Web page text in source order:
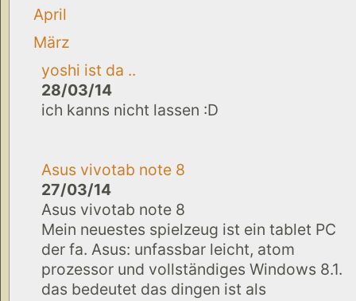
April
März
yoshi ist da ..
28/03/14
ich kanns nicht lassen :D
Asus vivotab note 8
27/03/14
Asus vivotab note 8
Mein neuestes spielzeug ist ein tablet PC
der fa. Asus: unfassbar leicht, atom
prozessor und vollständiges Windows 8.1.
das bedeutet das dingen ist als